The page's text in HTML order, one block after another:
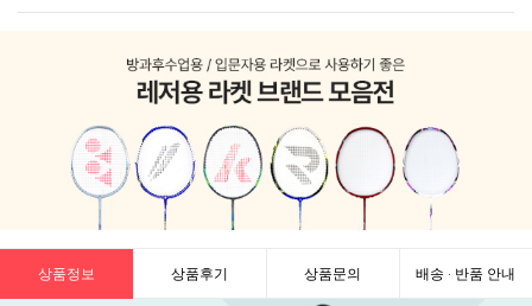
상품정보 상품후기 상품문의 배송 · 반품 안내